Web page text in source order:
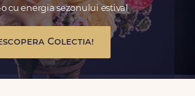
cu energia sezonului estival
Colectia!